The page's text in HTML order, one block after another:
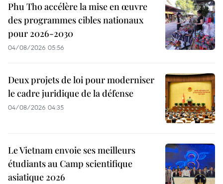
Phu Tho accélère la mise en œuvre
des programmes cibles nationaux
pour 2026-2030
04/08/2026 05:56
Deux projets de loi pour moderniser
le cadre juridique de la défense
04/08/2026 04:35
Le Vietnam envoie ses meilleurs
étudiants au Camp scientifique
asiatique 2026